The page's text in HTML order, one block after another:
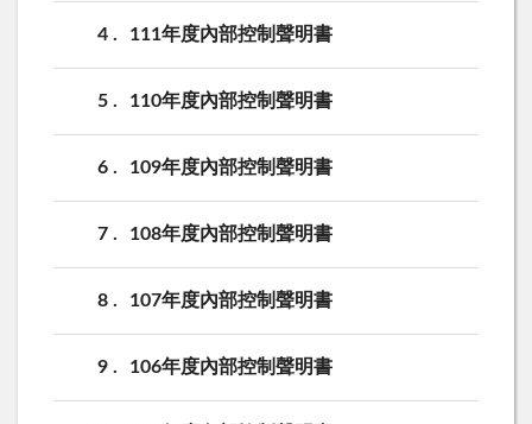
4 111年度內部控制聲明書
5 110年度內部控制聲明書
6 109年度內部控制聲明書
7 108年度內部控制聲明書
8 107年度內部控制聲明書
9 106年度內部控制聲明書